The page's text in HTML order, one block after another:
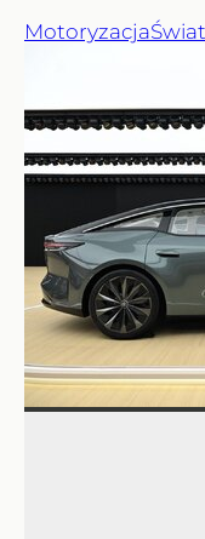
MotoryzacjaŚwiat